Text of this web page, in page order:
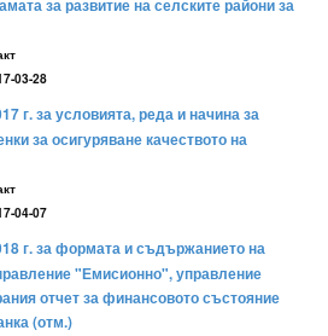
за развитие на селските райони за
03-28
г. за условията, реда и начина за
за осигуряване качеството на
04-07
г. за формата и съдържанието на
"Емисионно", управление
отчет за финансовото състояние
(отм.)